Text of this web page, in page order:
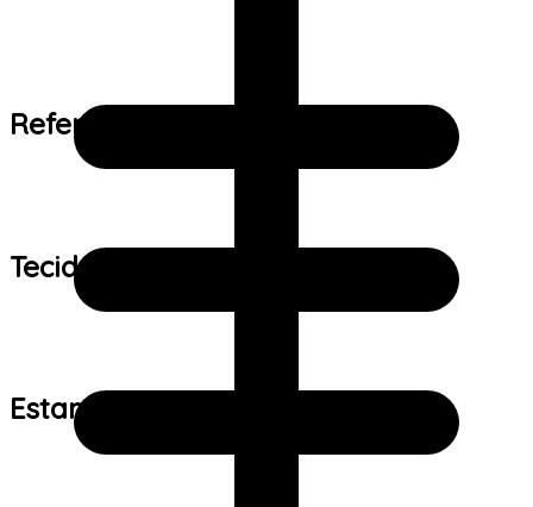
Referência de tamanho:
Tecido:
Estampa: